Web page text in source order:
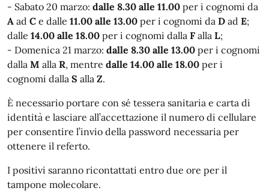
- Sabato 20 marzo: dalle 8.30 alle 11.00 per i cognomi da
A ad C e dalle 11.00 alle 13.00 per i cognomi da D ad E;
dalle 14.00 alle 18.00 per i cognomi dalla F alla L;
- Domenica 21 marzo: dalle 8.30 alle 13.00 per i cognomi
dalla M alla R, mentre dalle 14.00 alle 18.00 per i
cognomi dalla S alla Z.
È necessario portare con sé tessera sanitaria e carta di
identità e lasciare all’accettazione il numero di cellulare
per consentire l’invio della password necessaria per
ottenere il referto.
I positivi saranno ricontattati entro due ore per il
tampone molecolare.